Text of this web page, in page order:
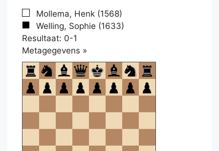
Mollema, Henk (1568)
Welling, Sophie (1633)
Resultaat: 0-1
Metagegevens »
om
te
openen.